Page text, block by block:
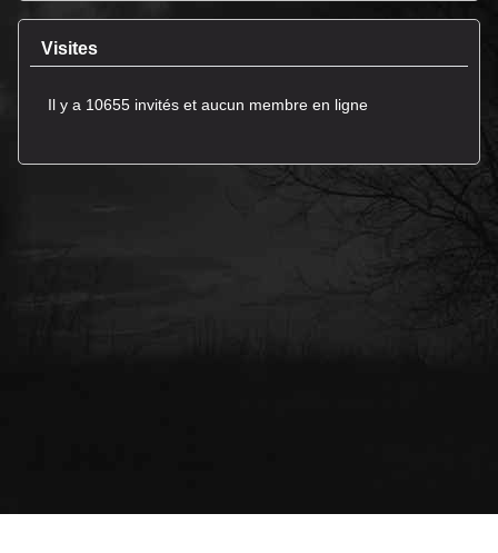
Visites
Il y a 10655 invités et aucun membre en ligne